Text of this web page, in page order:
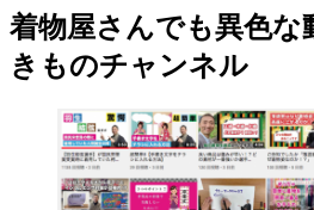
着物屋さんでも異色な
きものチャンネル